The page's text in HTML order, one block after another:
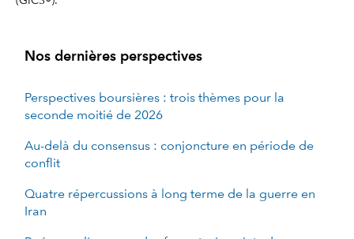
Nos dernières perspectives
Perspectives boursières : trois thèmes pour la
seconde moitié de 2026
Au-delà du consensus : conjoncture en période de
conflit
Quatre répercussions à long terme de la guerre en
Iran